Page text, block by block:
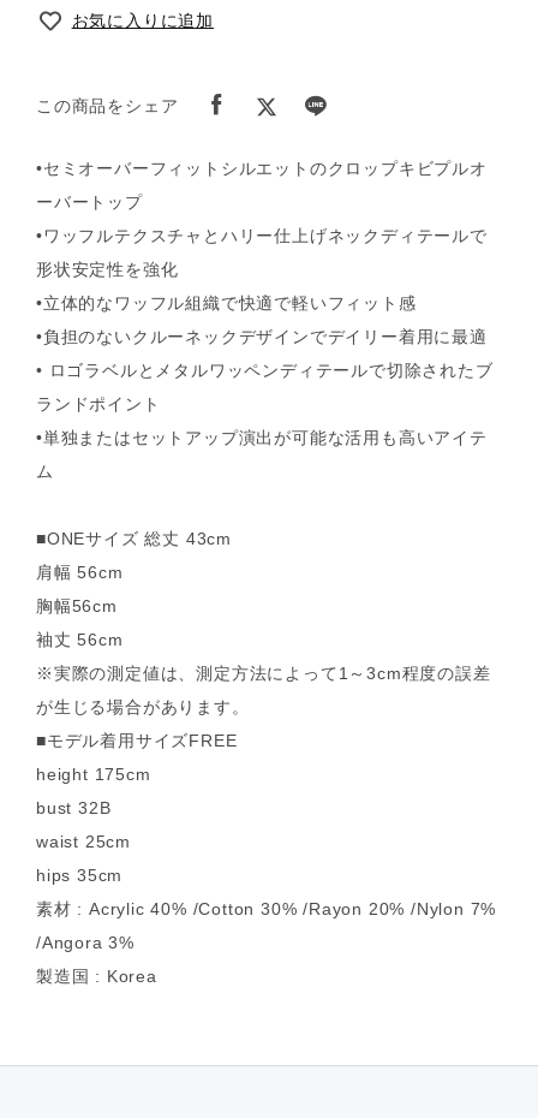
お気に入りに追加
この商品をシェア
•セミオーバーフィットシルエットのクロップキビプルオ
ーバートップ
•ワッフルテクスチャとハリー仕上げネックディテールで
形状安定性を強化
•立体的なワッフル組織で快適で軽いフィット感
•負担のないクルーネックデザインでデイリー着用に最適
• ロゴラベルとメタルワッペンディテールで切除されたブ
ランドポイント
•単独またはセットアップ演出が可能な活用も高いアイテ
ム
■ONEサイズ 総丈 43cm
肩幅 56cm
胸幅56cm
袖丈 56cm
※実際の測定値は、測定方法によって1～3cm程度の誤差
が生じる場合があります。
■モデル着用サイズFREE
height 175cm
bust 32B
waist 25cm
hips 35cm
素材 : Acrylic 40% /Cotton 30% /Rayon 20% /Nylon 7%
/Angora 3%
製造国 : Korea